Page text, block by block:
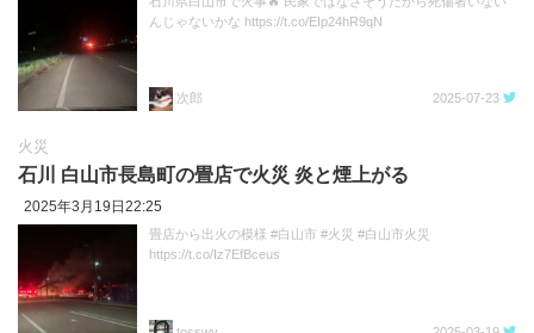
んじゃないかな https://t.co/EIp24hR9qN
次郎 2025-07-23
火災
石川 白山市長島町の畳店で火災 炎と煙上がる
2025年3月19日22:25
畳店から出火の模様 #白山市 #火災 #白山市火災
https://t.co/Iz7EfBceus